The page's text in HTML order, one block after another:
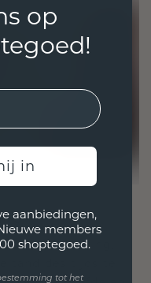
op verbinding,
tand des tijds te
op
in
aanbiedingen,
members
shoptegoed.
tot het